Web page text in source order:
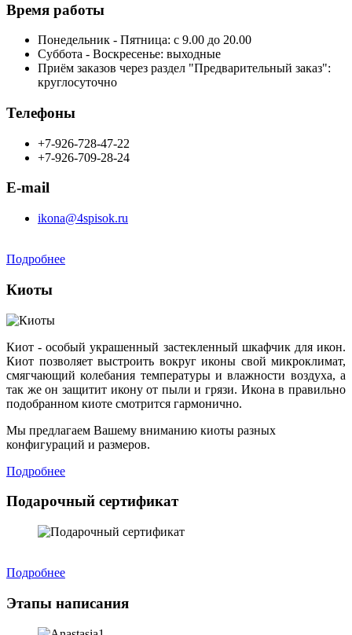
Время работы
Понедельник - Пятница: с 9.00 до 20.00
Суббота - Воскресенье: выходные
Приём заказов через раздел "Предварительный заказ":
круглосуточно
Телефоны
+7-926-728-47-22
+7-926-709-28-24
E-mail
ikona@4spisok.ru
Подробнее
Киоты
Киот - особый украшенный застекленный шкафчик для икон.
Киот позволяет выстроить вокруг иконы свой микроклимат,
смягчающий колебания температуры и влажности воздуха, а
так же он защитит икону от пыли и грязи. Икона в правильно
подобранном киоте смотрится гармонично.
Мы предлагаем Вашему вниманию киоты разных
конфигураций и размеров.
Подробнее
Подарочный сертификат
Подробнее
Этапы написания